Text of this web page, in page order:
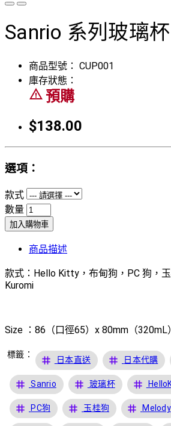
Sanrio 系列玻璃杯
商品型號： CUP001
庫存狀態：
warning_amber 預購
$138.00
選項：
款式
數量
加入購物車
商品描述
款式：Hello Kitty，布甸狗，PC 狗，
Kuromi
Size ：86（口徑65）x 80mm（320mL）
標籤：
tag 日本直送 tag 日本代購
tag Sanrio tag 玻璃杯 tag
tag PC狗 tag 玉桂狗 tag Melody